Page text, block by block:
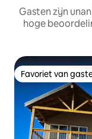
Gasten zijn
hoge
Favoriet van
Favoriet van